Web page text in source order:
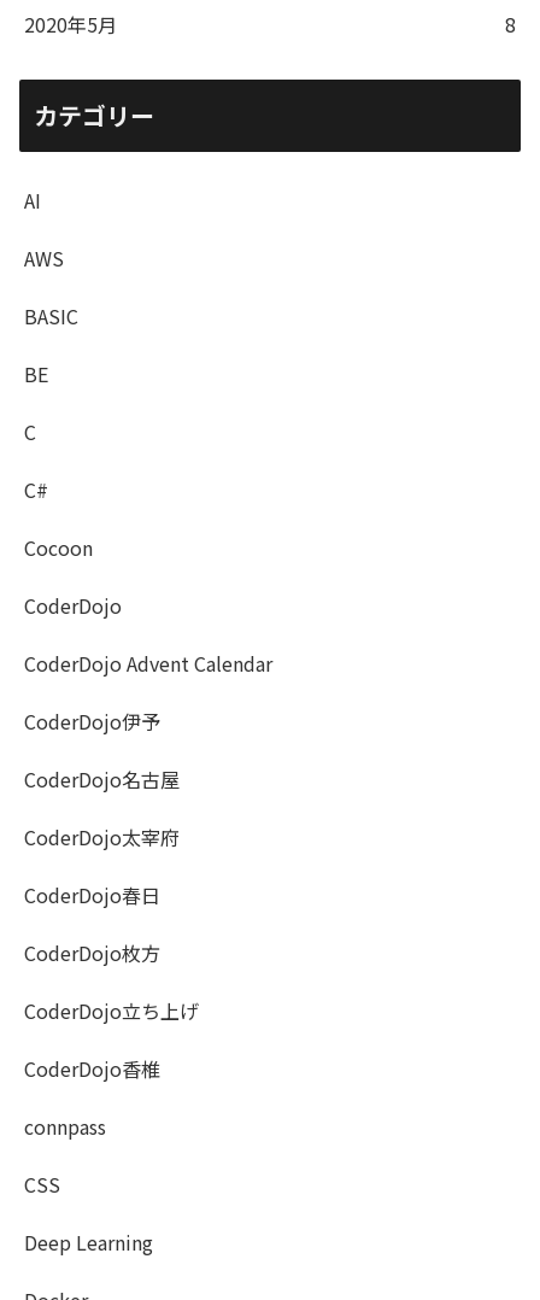
2020年5月 8
カテゴリー
AI
AWS
BASIC
BE
C
C#
Cocoon
CoderDojo
CoderDojo Advent Calendar
CoderDojo伊予
CoderDojo名古屋
CoderDojo太宰府
CoderDojo春日
CoderDojo枚方
CoderDojo立ち上げ
CoderDojo香椎
connpass
CSS
Deep Learning